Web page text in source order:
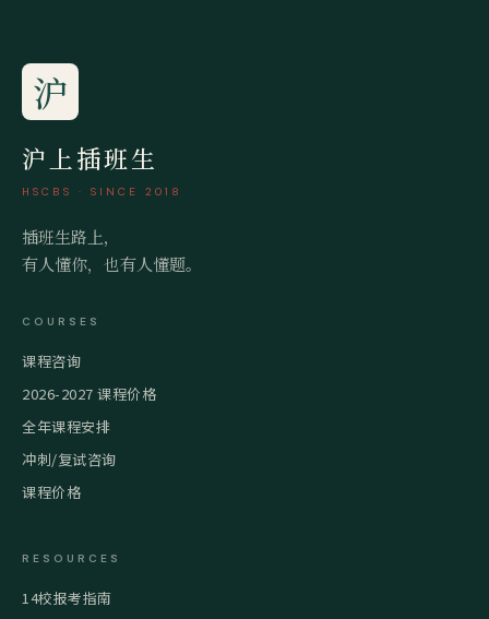
沪
沪上插班生
HSCBS · SINCE 2018
插班生路上，
有人懂你，也有人懂题。
COURSES
课程咨询
2026-2027 课程价格
全年课程安排
冲刺/复试咨询
课程价格
RESOURCES
14校报考指南